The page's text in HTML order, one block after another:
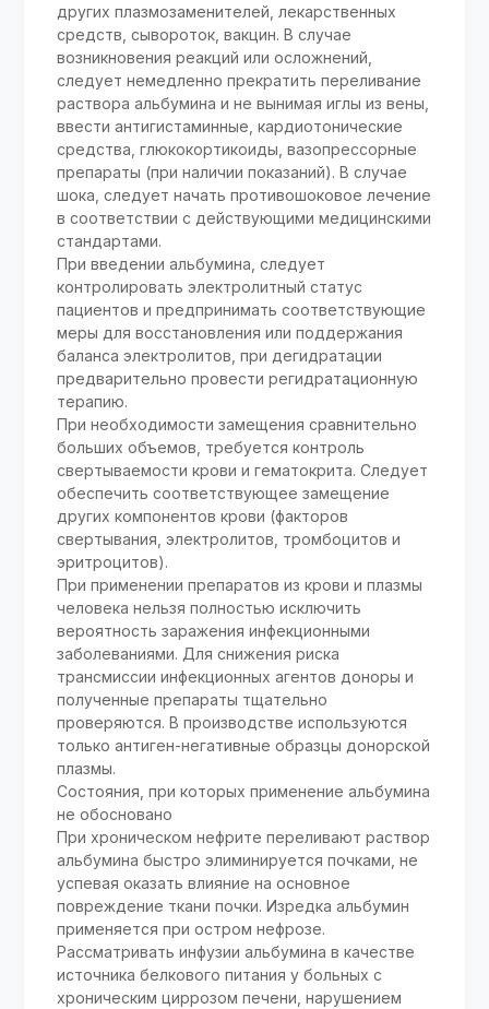
других плазмозаменителей, лекарственных
средств, сывороток, вакцин. В случае
возникновения реакций или осложнений,
следует немедленно прекратить переливание
раствора альбумина и не вынимая иглы из вены,
ввести антигистаминные, кардиотонические
средства, глюкокортикоиды, вазопрессорные
препараты (при наличии показаний). В случае
шока, следует начать противошоковое лечение
в соответствии с действующими медицинскими
стандартами.
При введении альбумина, следует
контролировать электролитный статус
пациентов и предпринимать соответствующие
меры для восстановления или поддержания
баланса электролитов, при дегидратации
предварительно провести регидратационную
терапию.
При необходимости замещения сравнительно
больших объемов, требуется контроль
свертываемости крови и гематокрита. Следует
обеспечить соответствующее замещение
других компонентов крови (факторов
свертывания, электролитов, тромбоцитов и
эритроцитов).
При применении препаратов из крови и плазмы
человека нельзя полностью исключить
вероятность заражения инфекционными
заболеваниями. Для снижения риска
трансмиссии инфекционных агентов доноры и
полученные препараты тщательно
проверяются. В производстве используются
только антиген-негативные образцы донорской
плазмы.
Состояния, при которых применение альбумина
не обосновано
При хроническом нефрите переливают раствор
альбумина быстро элиминируется почками, не
успевая оказать влияние на основное
повреждение ткани почки. Изредка альбумин
применяется при остром нефрозе.
Рассматривать инфузии альбумина в качестве
источника белкового питания у больных с
хроническим циррозом печени, нарушением